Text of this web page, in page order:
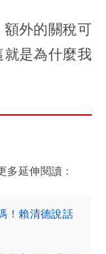
額外的關稅可
是為什麼我
多延伸閱讀：
！賴清德說話